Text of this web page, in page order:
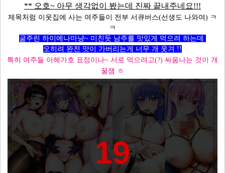
** 오호~ 아무 생각없이 봤는데 진짜 끝내주네요!!!
제목처럼 이웃집에 사는 여주들이 전부 서큐버스(선생도 나와여) ㅋ
ㅋ
굶주린 하이에나마냥~ 미친듯 남주를 맛있게 먹으려 하는데
오히려 완전 맛이 가버리는게 너무 개 웃겨 !!
특히 여주들 아헤가호 표정이나~ 서로 먹으려고(?) 싸움나는 것이 개
꿀잼 ㅎ
19